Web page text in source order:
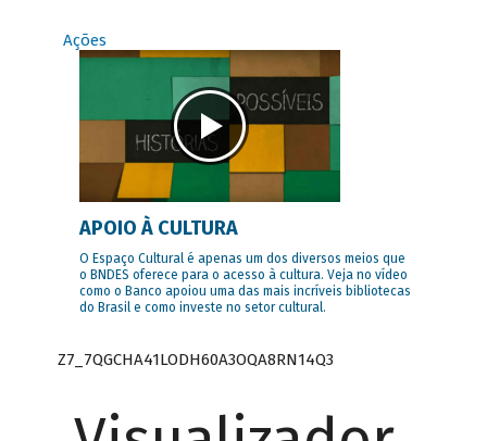
Ações
APOIO À CULTURA
O Espaço Cultural é apenas um dos diversos meios que
o BNDES oferece para o acesso à cultura. Veja no vídeo
como o Banco apoiou uma das mais incríveis bibliotecas
do Brasil e como investe no setor cultural.
Z7_7QGCHA41LODH60A3OQA8RN14Q3